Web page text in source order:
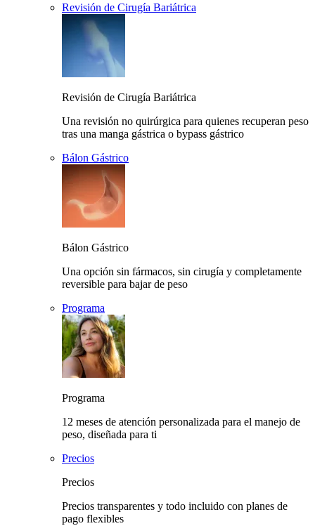
Revisión de Cirugía Bariátrica
Revisión de Cirugía Bariátrica
Una revisión no quirúrgica para quienes recuperan peso
tras una manga gástrica o bypass gástrico
Bálon Gástrico
Bálon Gástrico
Una opción sin fármacos, sin cirugía y completamente
reversible para bajar de peso
Programa
Programa
12 meses de atención personalizada para el manejo de
peso, diseñada para ti
Precios
Precios
Precios transparentes y todo incluido con planes de
pago flexibles